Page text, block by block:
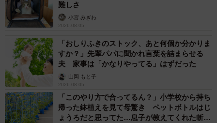
難しさ
小宮 みぎわ
2026.08.05
「おしりふきのストック、あと何個か分かりま
すか？」先輩パパに聞かれ言葉を詰まらせる
夫 家事は「かなりやってる」はずだった
山岡 もと子
2026.08.05
「このやり方で合ってるん？」小学校から持ち
帰った鉢植えを見て母驚き ペットボトルはじ
ょうろだと思ってた…息子が教えてくれた斬新